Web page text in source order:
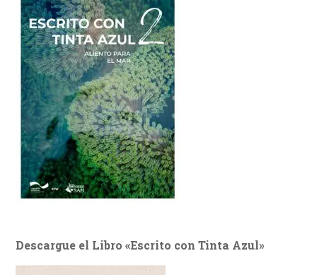
Descargue el Libro «Escrito con Tinta Azul»